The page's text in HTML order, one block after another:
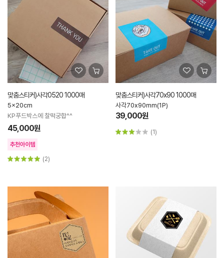
맞춤스티커)사각0520 1000매
5x20cm
KP푸드박스에 찰떡궁합^^
45,000원
(2)
맞춤스티커)사각70x90 1000매
사각70x90mm(1P)
39,000원
(1)